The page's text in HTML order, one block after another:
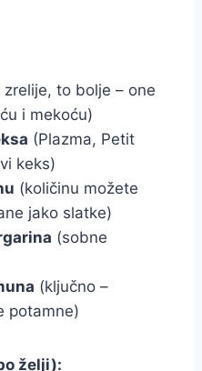
zrelije, to bolje – one
i mekoću)
(Plazma, Petit
keks)
(količinu možete
jako slatke)
(sobne
(ključno –
potamne)
želji):